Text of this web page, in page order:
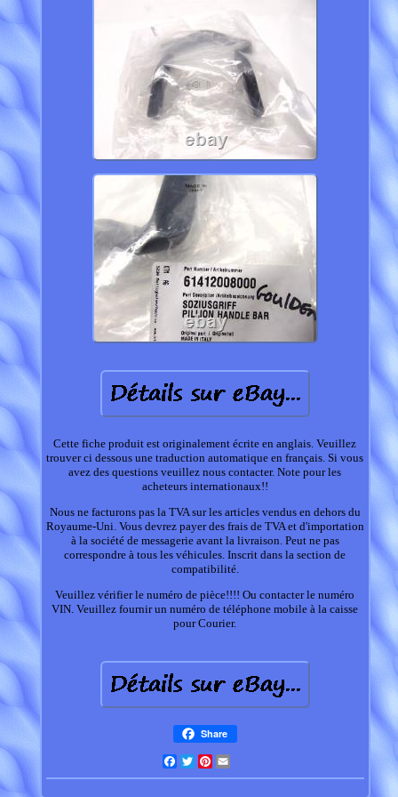
Cette fiche produit est originalement écrite en anglais. Veuillez
trouver ci dessous une traduction automatique en français. Si vous
avez des questions veuillez nous contacter. Note pour les
acheteurs internationaux!!
Nous ne facturons pas la TVA sur les articles vendus en dehors du
Royaume-Uni. Vous devrez payer des frais de TVA et d'importation
à la société de messagerie avant la livraison. Peut ne pas
correspondre à tous les véhicules. Inscrit dans la section de
compatibilité.
Veuillez vérifier le numéro de pièce!!!! Ou contacter le numéro
VIN. Veuillez fournir un numéro de téléphone mobile à la caisse
pour Courier.
Share
Facebook
TwitterPinterest